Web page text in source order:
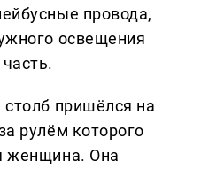
провода,
освещения
столб пришёлся на
рулём которого
женщина. Она